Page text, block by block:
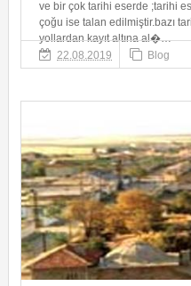
ve bir çok tarihi eserde ;tarihi
çoğu ise talan edilmiştir.bazı
yollardan kayıt altına al�…
22.08.2019
Blog